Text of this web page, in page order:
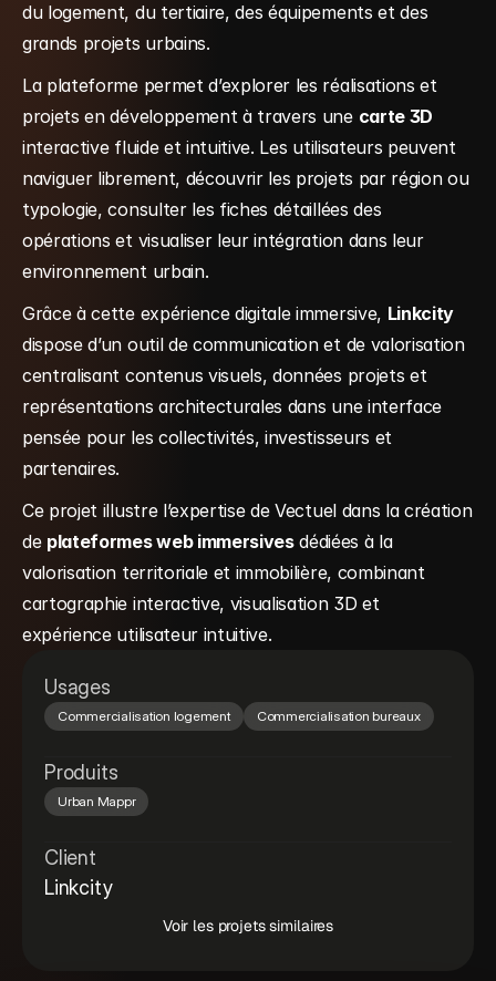
du logement, du tertiaire, des équipements et des
grands projets urbains.
La plateforme permet d’explorer les réalisations et
projets en développement à travers une carte 3D
interactive fluide et intuitive. Les utilisateurs peuvent
naviguer librement, découvrir les projets par région ou
typologie, consulter les fiches détaillées des
opérations et visualiser leur intégration dans leur
environnement urbain.
Grâce à cette expérience digitale immersive,
dispose d’un outil de communication et de valorisation
centralisant contenus visuels, données projets et
représentations architecturales dans une interface
pensée pour les collectivités, investisseurs et
partenaires.
Ce projet illustre l’expertise de Vectuel dans la création
de plateformes web immersives dédiées à la
valorisation territoriale et immobilière, combinant
cartographie interactive, visualisation 3D et
expérience utilisateur intuitive.
Usages
Commercialisation logement Commercialisation bureaux
Produits
Urban Mappr
Client
Linkcity
Voir les projets similaires